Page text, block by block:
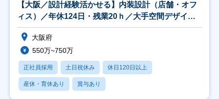
【大阪／設計経験活かせる】内装設計（店舗・オフ
ィス）／年休124日・残業20ｈ／大手空間デザイン
上場
大阪府
550万~750万
正社員採用 土日祝休み 休日120日以上
産休・育休あり 賞与あり